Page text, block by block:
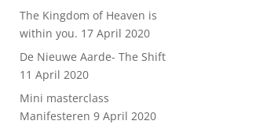
The Kingdom of Heaven is
within you. 17 April 2020
De Nieuwe Aarde- The Shift
11 April 2020
Mini masterclass
Manifesteren 9 April 2020